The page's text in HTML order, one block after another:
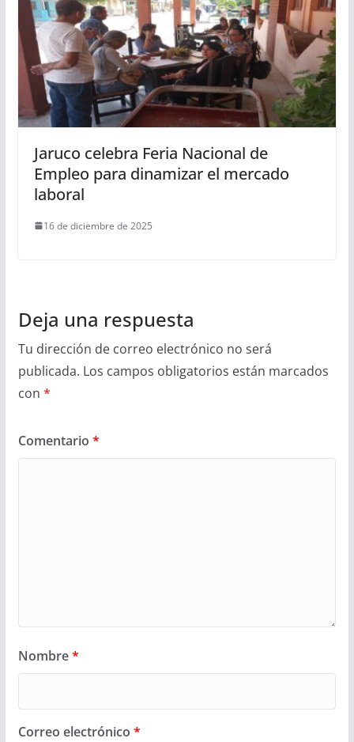
Jaruco celebra Feria Nacional de
Empleo para dinamizar el mercado
laboral
16 de diciembre de 2025
Deja una respuesta
Tu dirección de correo electrónico no será
publicada. Los campos obligatorios están marcados
con *
Comentario *
Nombre*
Correo electrónico *